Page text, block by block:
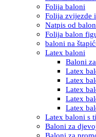
Folija baloni
Folija zvijezde
Natpis od
Folija balon
baloni na
Latex baloni
Baloni
Latex
Latex
Latex
Latex
Latex
Latex baloni s
Baloni za
Baloni za